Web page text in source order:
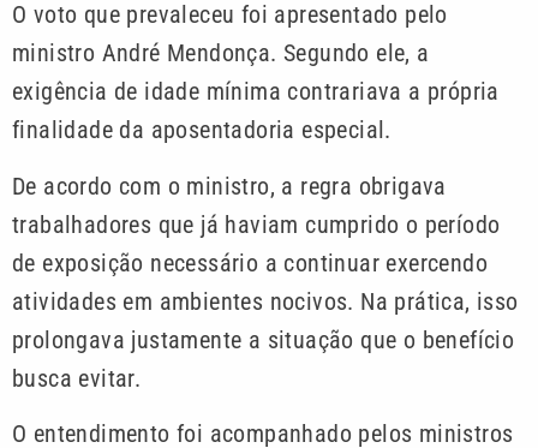
O voto que prevaleceu foi apresentado pelo
ministro André Mendonça. Segundo ele, a
exigência de idade mínima contrariava a própria
finalidade da aposentadoria especial.
De acordo com o ministro, a regra obrigava
trabalhadores que já haviam cumprido o período
de exposição necessário a continuar exercendo
atividades em ambientes nocivos. Na prática, isso
prolongava justamente a situação que o benefício
busca evitar.
O entendimento foi acompanhado pelos ministros